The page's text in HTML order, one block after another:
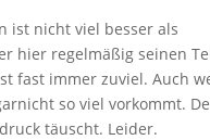
ist nicht viel besser als
hier regelmäßig seinen
fast immer zuviel. Auch
so viel vorkommt.
täuscht. Leider.